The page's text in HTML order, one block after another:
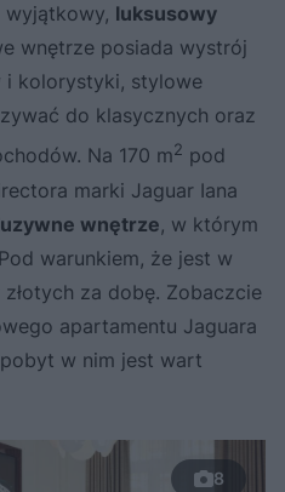
wyjątkowy, luksusowy
wnętrze posiada wystrój
i kolorystyki, stylowe
do klasycznych oraz
Na 170 m2 pod
marki Jaguar Iana
wnętrze, w którym
warunkiem, że jest w
za dobę. Zobaczcie
apartamentu Jaguara
w nim jest wart
8